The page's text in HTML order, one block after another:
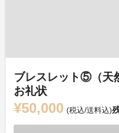
ブレスレット⑤（天
お礼状
¥50,000 (税込/送料込)